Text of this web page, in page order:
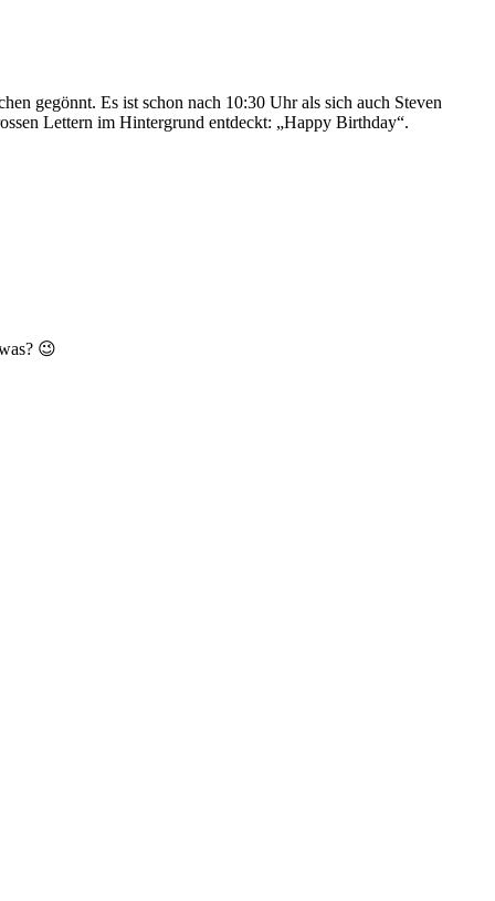
gegönnt. Es ist schon nach 10:30 Uhr als sich auch Steven
Lettern im Hintergrund entdeckt: „Happy Birthday“.
😉